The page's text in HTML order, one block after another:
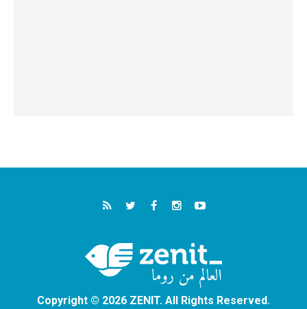
Copyright © 2026 ZENIT. All Rights Reserved.